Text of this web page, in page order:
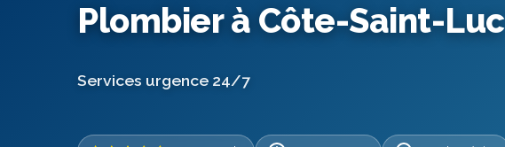
Plombier à Côte-Saint-Luc
Services urgence 24/7